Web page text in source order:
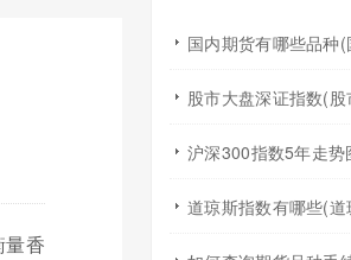
香
股市大盘深证指数(
道琼斯指数有哪些(